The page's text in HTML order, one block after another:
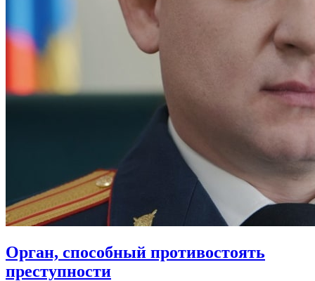
Орган, способный противостоять
преступности